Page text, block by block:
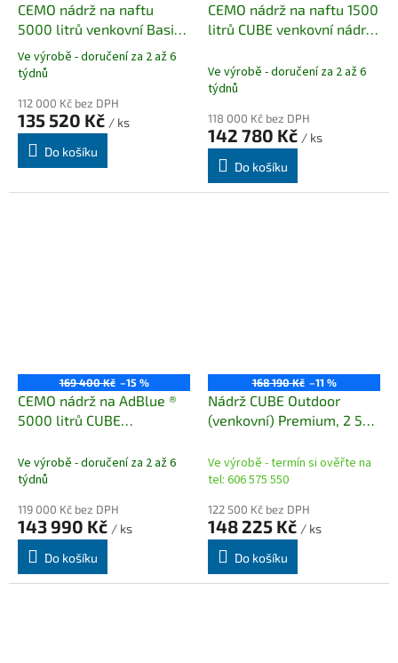
CEMO nádrž na naftu
5000 litrů venkovní Basic
(komplet)
Průměrné
hodnocení
produktu
je
5,0
5
Ve výrobě - doručení za 2 až 6
týdnů
112 000 Kč bez DPH
135 520 Kč / ks
Do košíku
CEMO nádrž na naftu 1500
litrů CUBE venkovní nádrž
Ve výrobě - doručení za 2 až 6
týdnů
118 000 Kč bez DPH
142 780 Kč / ks
Do košíku
169 400 Kč –15 %
CEMO nádrž na AdBlue ®️
5000 litrů CUBE
Ve výrobě - doručení za 2 až 6
týdnů
119 000 Kč bez DPH
143 990 Kč / ks
Do košíku
168 190 Kč –11 %
Nádrž CUBE Outdoor
(venkovní) Premium, 2 500
ARLA 32
Ve výrobě - termín si ověřte na
tel: 606 575 550
122 500 Kč bez DPH
148 225 Kč / ks
Do košíku